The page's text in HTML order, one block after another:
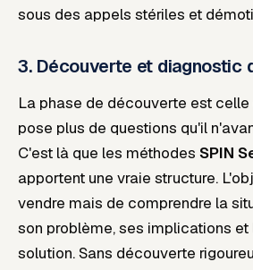
sous des appels stériles et
3. Découverte et diagnostic
La phase de découverte est
pose plus de questions qu'il
C'est là que les méthodes SPIN
apportent une vraie structure.
vendre mais de comprendre la
son problème, ses implications et
solution. Sans découverte